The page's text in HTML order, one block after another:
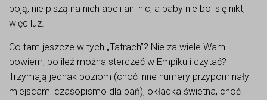
boją, nie piszą na nich apeli ani nic, a baby nie boi się nikt,
więc luz.
Co tam jeszcze w tych „Tatrach”? Nie za wiele Wam
powiem, bo ileż można sterczeć w Empiku i czytać?
Trzymają jednak poziom (choć inne numery przypominały
miejscami czasopismo dla pań), okładka świetna, choć